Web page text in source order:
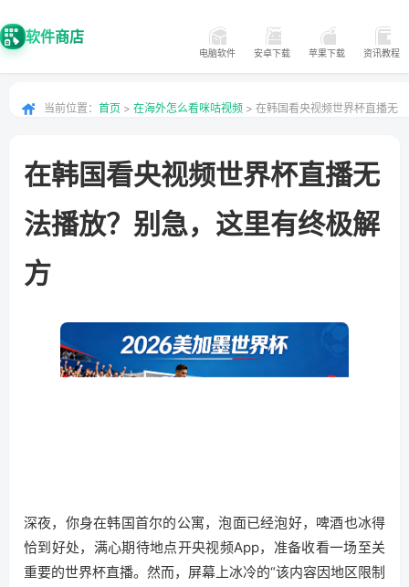
软件商店
电脑软件 安卓下载 苹果下载 资讯教程
当前位置： 首页 > 在海外怎么看咪咕视频 > 在韩国看央视频世界杯直播无
在韩国看央视频世界杯直播无
法播放？别急，这里有终极解
方
深夜，你身在韩国首尔的公寓，泡面已经泡好，啤酒也冰得
恰到好处，满心期待地点开央视频App，准备收看一场至关
重要的世界杯直播。然而，屏幕上冰冷的“该内容因地区限制